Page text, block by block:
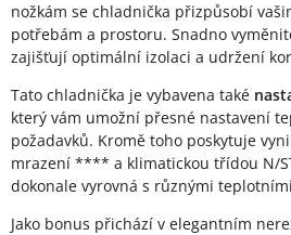
nožkám se chladnička přizpůsobí
potřebám a prostoru. Snadno
zajišťují optimální izolaci a udržení
Tato chladnička je vybavena také
který vám umožní přesné nastavení
požadavků. Kromě toho poskytuje
mrazení **** a klimatickou třídou N/
dokonale vyrovná s různými
Jako bonus přichází v elegantním